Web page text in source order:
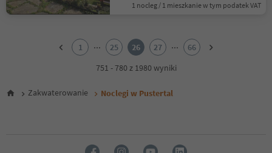
1 nocleg / 1 mieszkanie w tym podatek VAT
6
1 ... 25 26 27 ...
66
751 - 780 z 1980 wyniki
Zakwaterowanie Noclegi w Pustertal